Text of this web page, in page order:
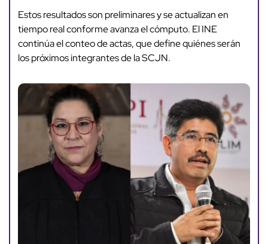
Estos resultados son preliminares y se actualizan en
tiempo real conforme avanza el cómputo. El INE
continúa el conteo de actas, que define quiénes serán
los próximos integrantes de la SCJN.